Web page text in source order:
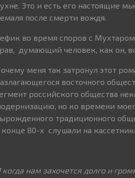
Это и есть его настоящие
после смерти вождя.
во время споров с
думающий человек, как он,
меня так затронул этот
восточного
российского общества
но ко времени
традиционного
конце 80-х слушали на
когда нам захочется долго и